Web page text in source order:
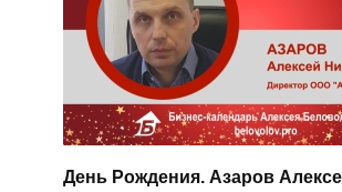
День Рождения. Азаров